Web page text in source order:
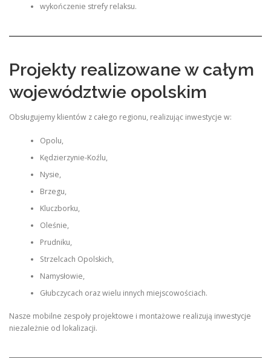
wykończenie strefy relaksu.
Projekty realizowane w całym
województwie opolskim
Obsługujemy klientów z całego regionu, realizując inwestycje w:
Opolu,
Kędzierzynie-Koźlu,
Nysie,
Brzegu,
Kluczborku,
Oleśnie,
Prudniku,
Strzelcach Opolskich,
Namysłowie,
Głubczycach oraz wielu innych miejscowościach.
Nasze mobilne zespoły projektowe i montażowe realizują inwestycje
niezależnie od lokalizacji.